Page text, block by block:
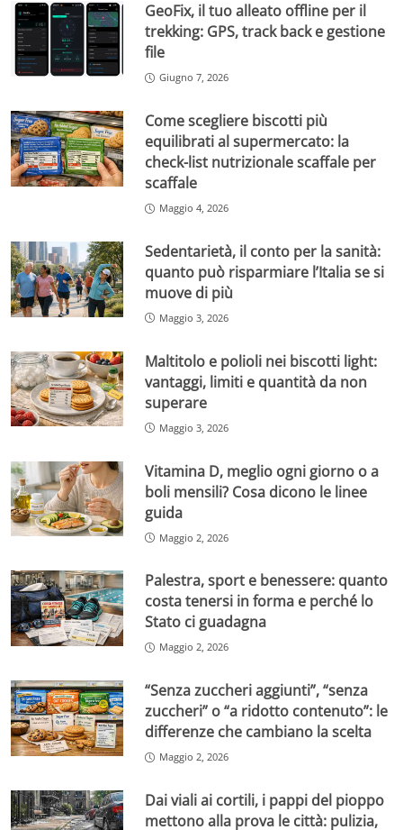
GeoFix, il tuo alleato offline per il
trekking: GPS, track back e gestione
file
Giugno 7, 2026
Come scegliere biscotti più
equilibrati al supermercato: la
check-list nutrizionale scaffale per
scaffale
Maggio 4, 2026
Sedentarietà, il conto per la sanità:
quanto può risparmiare l’Italia se si
muove di più
Maggio 3, 2026
Maltitolo e polioli nei biscotti light:
vantaggi, limiti e quantità da non
superare
Maggio 3, 2026
Vitamina D, meglio ogni giorno o a
boli mensili? Cosa dicono le linee
guida
Maggio 2, 2026
Palestra, sport e benessere: quanto
costa tenersi in forma e perché lo
Stato ci guadagna
Maggio 2, 2026
“Senza zuccheri aggiunti”, “senza
zuccheri” o “a ridotto contenuto”: le
differenze che cambiano la scelta
Maggio 2, 2026
Dai viali ai cortili, i pappi del pioppo
mettono alla prova le città: pulizia,